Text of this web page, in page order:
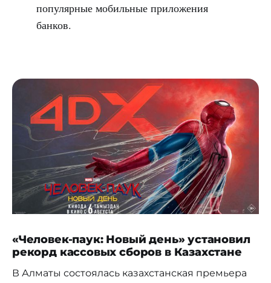
популярные мобильные приложения
банков.
«Человек-паук: Новый день» установил
рекорд кассовых сборов в Казахстане
В Алматы состоялась казахстанская премьера